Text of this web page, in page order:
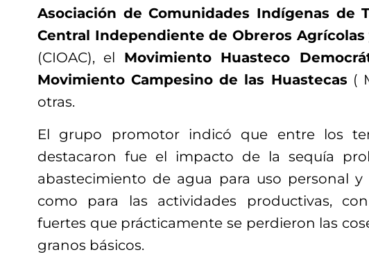
Asociación de Comunidades Indígenas de
Central Independiente de Obreros Agrícolas
(CIOAC), el Movimiento Huasteco
Movimiento Campesino de las Huastecas (
otras.
El grupo promotor indicó que entre los
destacaron fue el impacto de la sequía
abastecimiento de agua para uso personal y
como para las actividades productivas,
fuertes que prácticamente se perdieron las
granos básicos.